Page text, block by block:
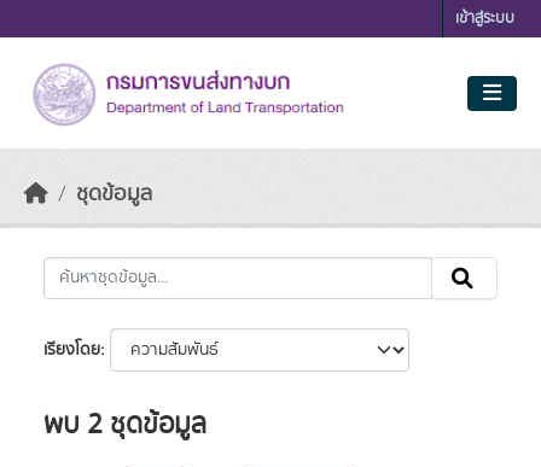
เข้าสู่ระบบ
ชุดข้อมูล
เรียงโดย
พบ 2 ชุดข้อมูล